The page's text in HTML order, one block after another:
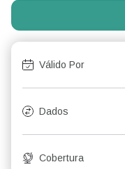
Válido Por
Dados
Cobertura